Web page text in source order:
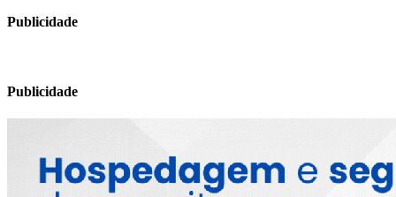
Publicidade
Publicidade